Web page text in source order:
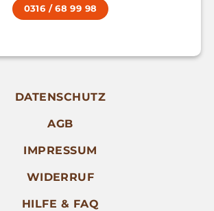
0316 / 68 99 98
DATENSCHUTZ
AGB
IMPRESSUM
WIDERRUF
HILFE & FAQ